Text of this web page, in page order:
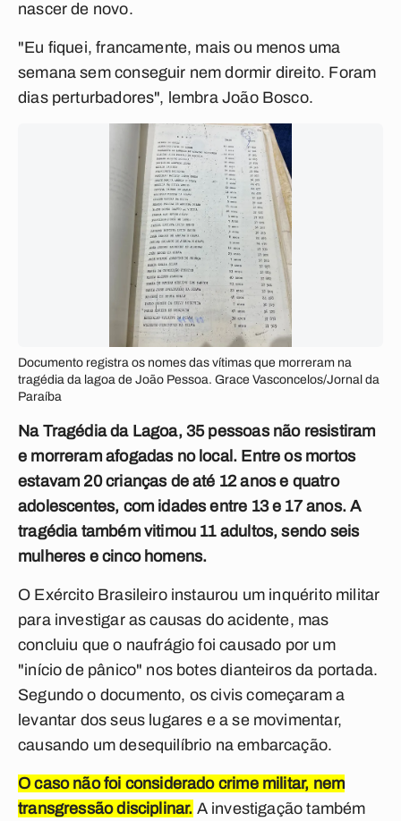
nascer de novo.
"Eu fiquei, francamente, mais ou menos uma
semana sem conseguir nem dormir direito. Foram
dias perturbadores", lembra João Bosco.
Documento registra os nomes das vítimas que morreram na
tragédia da lagoa de João Pessoa. Grace Vasconcelos/Jornal da
Paraíba
Na Tragédia da Lagoa, 35 pessoas não resistiram
e morreram afogadas no local. Entre os mortos
estavam 20 crianças de até 12 anos e quatro
adolescentes, com idades entre 13 e 17 anos. A
tragédia também vitimou 11 adultos, sendo seis
mulheres e cinco homens.
O Exército Brasileiro instaurou um inquérito militar
para investigar as causas do acidente, mas
concluiu que o naufrágio foi causado por um
"início de pânico" nos botes dianteiros da portada.
Segundo o documento, os civis começaram a
levantar dos seus lugares e a se movimentar,
causando um desequilíbrio na embarcação.
O caso não foi considerado crime militar, nem
transgressão disciplinar. A investigação também